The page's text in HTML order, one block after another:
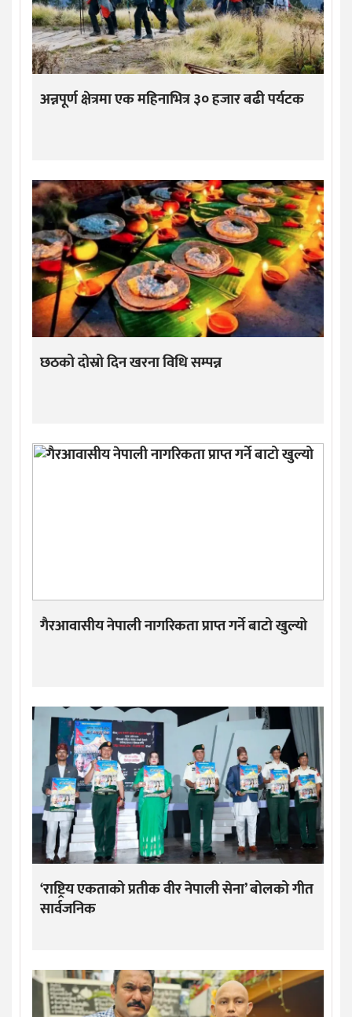
अन्नपूर्ण क्षेत्रमा एक महिनाभित्र ३० हजार बढी पर्यटक
छठको दोस्रो दिन खरना विधि सम्पन्न
गैरआवासीय नेपाली नागरिकता प्राप्त गर्ने बाटो खुल्यो
‘राष्ट्रिय एकताको प्रतीक वीर नेपाली सेना’ बोलको गीत
सार्वजनिक